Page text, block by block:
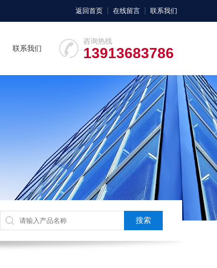
返回首页 在线留言 联系我们
咨询热线
13913683786
联系我们